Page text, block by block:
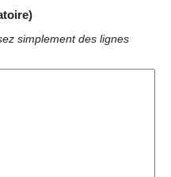
simplement des lignes